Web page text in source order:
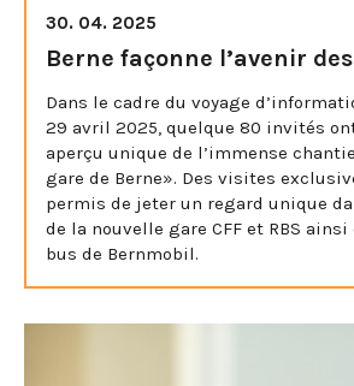
30. 04. 2025
Berne façonne l’avenir
Dans le cadre du voyage
29 avril 2025, quelque 80 invités
aperçu unique de l’immense
gare de Berne». Des visites
permis de jeter un regard unique
de la nouvelle gare CFF et RBS ainsi
bus de Bernmobil.